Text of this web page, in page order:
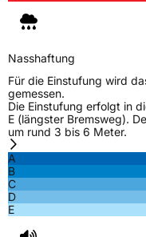
Rollgeräusch (dB)70
FahrzeugklasseC1
3PMSF /
Allgemeine
Nasshaftung
Für die Einstufung wird
gemessen.
Die Einstufung erfolgt in
E (längster Bremsweg).
um rund 3 bis 6 Meter.
A
B
C
D
E